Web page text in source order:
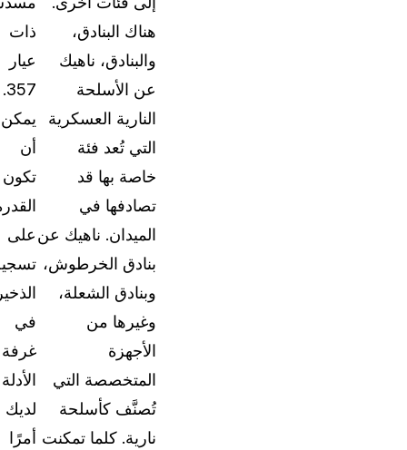
استكشف الفرص المتاحة للانضمام إلى فريقنا
دع فريقنا يساعدك في العثور على حلول التعتيم
هناك البنادق،
والبنادق، ناهيك
عن الأسلحة
النارية العسكرية
التي تُعد فئة
خاصة بها قد
تصادفها في
الميدان. ناهيك عن
بنادق الخرطوش،
وبنادق الشعلة،
وغيرها من
الأجهزة
المتخصصة التي
تُصنَّف كأسلحة
نارية. كلما تمكنت
ذات
عيار
357.
يمكن
أن
تكون
على
في
غرفة
الأدلة
لديك
أمرًا